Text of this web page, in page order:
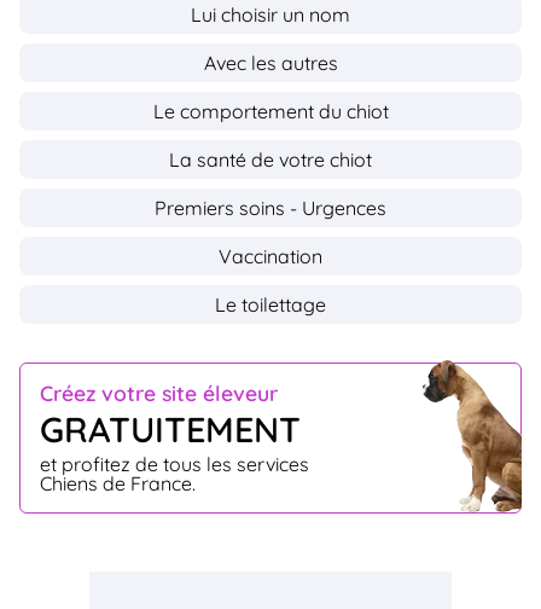
Créez votre site éleveur
GRATUITEMENT
et profitez de tous les services
Chiens de France.
Lui choisir un nom
Avec les autres
Le comportement du chiot
La santé de votre chiot
Premiers soins - Urgences
Vaccination
Le toilettage